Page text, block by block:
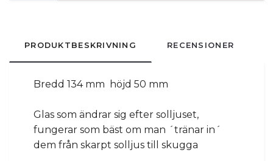
PRODUKTBESKRIVNING RECENSIONER
Bredd 134 mm höjd 50 mm
Glas som ändrar sig efter solljuset,
fungerar som bäst om man ´tränar in´
dem från skarpt solljus till skugga